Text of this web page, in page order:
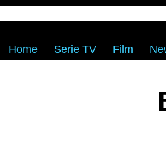
Home Serie TV Film